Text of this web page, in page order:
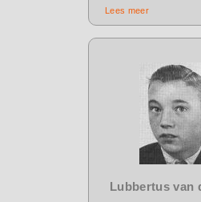
Lees meer
Lubbertus van